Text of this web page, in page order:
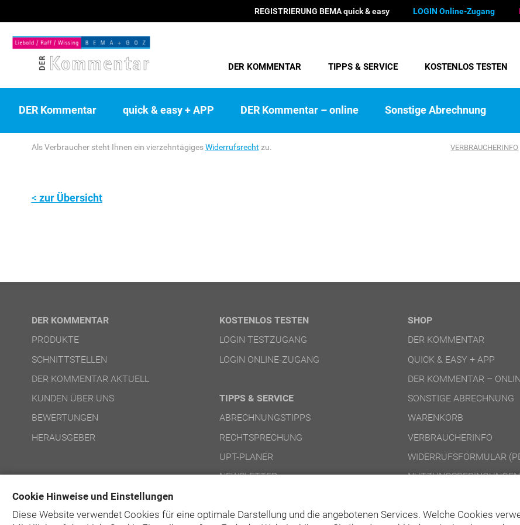
Cookie Hinweise und Einstellungen
Diese Website verwendet Cookies für eine optimale Darstellung und die angebotenen Services. Welche Cookies
REGISTRIERUNG BEMA quick & easy LOGIN Online-Zugang
DER KOMMENTAR TIPPS & SERVICE KOSTENLOS TESTEN
DER Kommentar quick & easy + APP DER Kommentar – online Sonstige Abrechnung
Als Verbraucher steht Ihnen ein vierzehntägigesWiderrufsrecht zu. VERBRAUCHERINFO
zur Übersicht
DER KOMMENTAR
PRODUKTE
SCHNITTSTELLEN
DER KOMMENTAR AKTUELL
KUNDEN ÜBER UNS
BEWERTUNGEN
HERAUSGEBER
KOSTENLOS TESTEN
LOGIN TESTZUGANG
LOGIN ONLINE-ZUGANG
TIPPS & SERVICE
ABRECHNUNGSTIPPS
RECHTSPRECHUNG
UPT-PLANER
NEWSLETTER
SHOP
DER KOMMENTAR
QUICK & EASY + APP
DER KOMMENTAR –
SONSTIGE ABRECHNUNG
WARENKORB
VERBRAUCHERINFO
WIDERRUFSFORMULAR